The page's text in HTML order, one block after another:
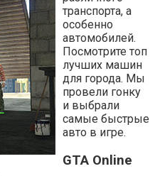
транспорта, а
особенно
автомобилей.
Посмотрите топ
лучших машин
для города. Мы
провели гонку
и выбрали
самые быстрые
авто в игре.
GTA Online